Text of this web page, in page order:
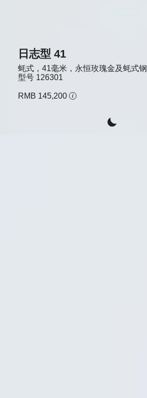
日志型 41
蚝式，41毫米，永恒玫瑰金及蚝式钢
型号 126301
RMB 145,200